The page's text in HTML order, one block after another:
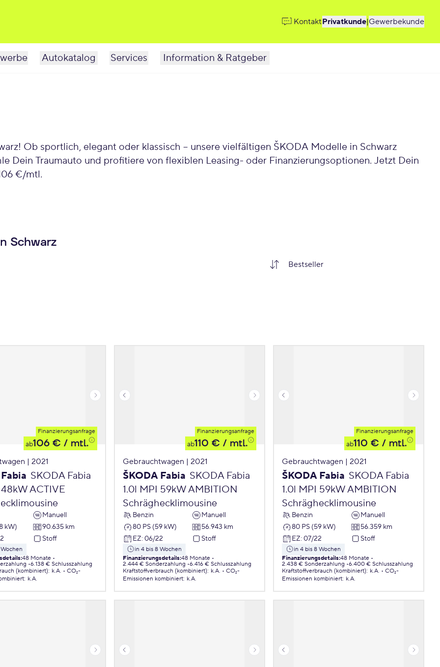
KontaktPrivatkunde|Gewerbekunde
Autokatalog Services Information & Ratgeber
elegant oder klassisch – unsere vielfältigen ŠKODA Modelle in Schwarz
Dein Traumauto und profitiere von flexiblen Leasing- oder Finanzierungsoptionen. Jetzt Dein
€/mtl.
Schwarz
Finanzierungsanfrage
ab106 € / mtl.
| 2021
SKODA Fabia
ACTIVE
Manuell
kW)
90.635 km
Stoff
:48 Monate
6.138 € Schlusszahlung
(kombiniert): k.A.
CO₂-
: k.A.
Finanzierungsanfrage
ab110 € / mtl.
Gebrauchtwagen | 2021
ŠKODA Fabia SKODA Fabia
1.0l MPI 59kW AMBITION
Schräghecklimousine
Benzin
Manuell
80 PS (59 kW)
56.943 km
EZ: 06/22 Stoff
in 4 bis 8 Wochen
Finanzierungsdetails:48 Monate
2.444 € Sonderzahlung 6.416 € Schlusszahlung
Kraftstoffverbrauch (kombiniert): k.A.
CO₂-
Emissionen kombiniert: k.A.
Finanzierungsanfrage
ab110 € / mtl.
Gebrauchtwagen | 2021
ŠKODA Fabia SKODA Fabia
1.0l MPI 59kW AMBITION
Schräghecklimousine
Benzin
Manuell
80 PS (59 kW)
56.359 km
EZ: 07/22 Stoff
in 4 bis 8 Wochen
Finanzierungsdetails:48 Monate
2.438 € Sonderzahlung 6.400 € Schlusszahlung
Kraftstoffverbrauch (kombiniert): k.A.
CO₂-
Emissionen kombiniert: k.A.